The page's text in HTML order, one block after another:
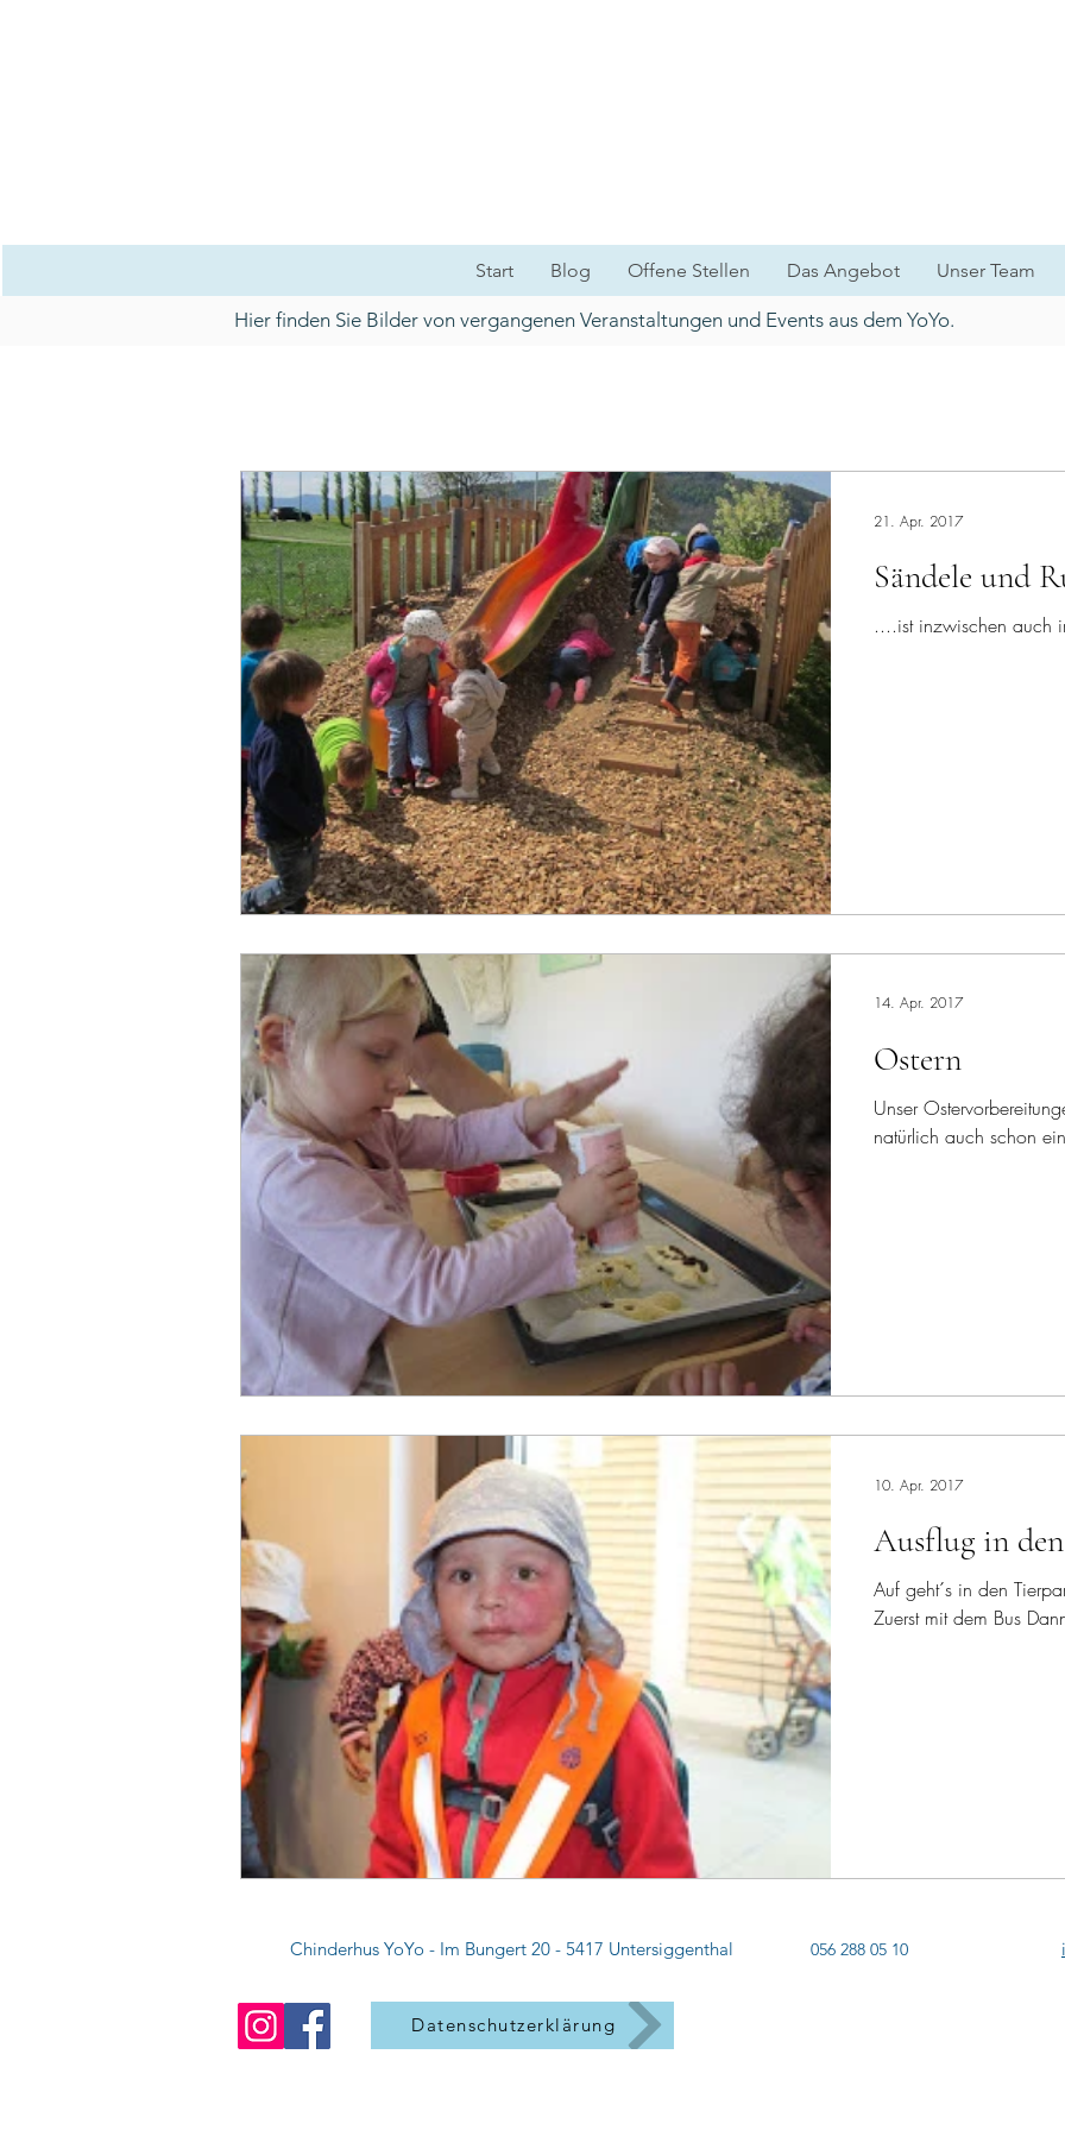
Start Blog Offene Stellen Das Angebot Unser Team
Hier finden Sie Bilder von vergangenen Veranstaltungen und Events aus dem YoYo.
Sändele und
....ist inzwischen auch
21. Apr. 2017
Ostern
Unser
natürlich auch schon
14. Apr. 2017
Ausflug in
Auf geht´s in den
Zuerst mit dem Bus
10. Apr. 2017
Chinderhus YoYo - Im Bungert 20 - 5417 Untersiggenthal 056 288 05 10
Datenschutzerklärung